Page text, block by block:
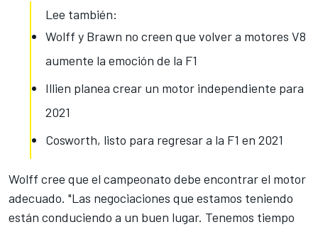
Lee también:
Wolff y Brawn no creen que volver a motores V8
aumente la emoción de la F1
Illien planea crear un motor independiente para
2021
Cosworth, listo para regresar a la F1 en 2021
Wolff cree que el campeonato debe encontrar el motor
adecuado. "Las negociaciones que estamos teniendo
están conduciendo a un buen lugar. Tenemos tiempo